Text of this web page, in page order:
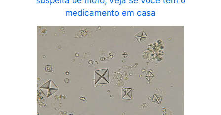
medicamento em casa